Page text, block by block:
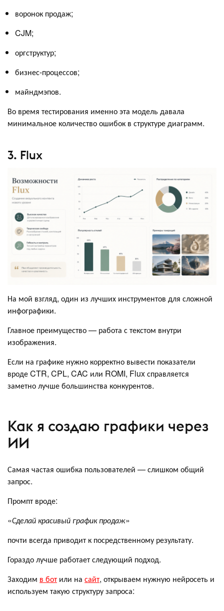
воронок продаж;
CJM;
оргструктур;
бизнес-процессов;
майндмэпов.
Во время тестирования именно эта модель давала
минимальное количество ошибок в структуре диаграмм.
3. Flux
На мой взгляд, один из лучших инструментов для сложной
инфографики.
Главное преимущество — работа с текстом внутри
изображения.
Если на графике нужно корректно вывести показатели
вроде CTR, CPL, CAC или ROMI, Flux справляется
заметно лучше большинства конкурентов.
Как я создаю графики через
ИИ
Самая частая ошибка пользователей — слишком общий
запрос.
Промпт вроде:
«Сделай красивый график продаж»
почти всегда приводит к посредственному результату.
Гораздо лучше работает следующий подход.
Заходим в бот или на сайт, открываем нужную нейросеть и
используем такую структуру запроса: